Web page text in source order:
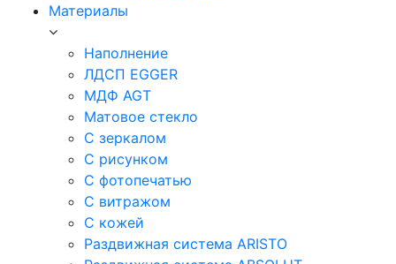
Материалы
Наполнение
ЛДСП EGGER
МДФ AGT
Матовое стекло
С зеркалом
С рисунком
С фотопечатью
С витражом
С кожей
Раздвижная система ARISTO